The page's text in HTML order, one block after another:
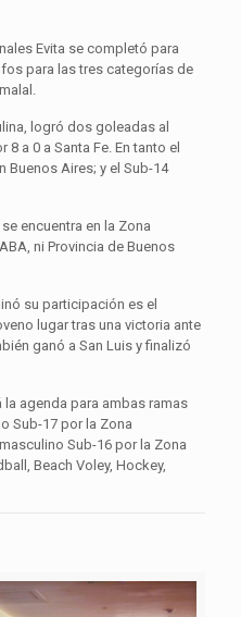
Evita se completó para
para las tres categorías de
logró dos goleadas al
a 0 a Santa Fe. En tanto el
Buenos Aires; y el Sub-14
encuentra en la Zona
ni Provincia de Buenos
su participación es el
lugar tras una victoria ante
ganó a San Luis y finalizó
agenda para ambas ramas
Sub-17 por la Zona
Sub-16 por la Zona
Beach Voley, Hockey,